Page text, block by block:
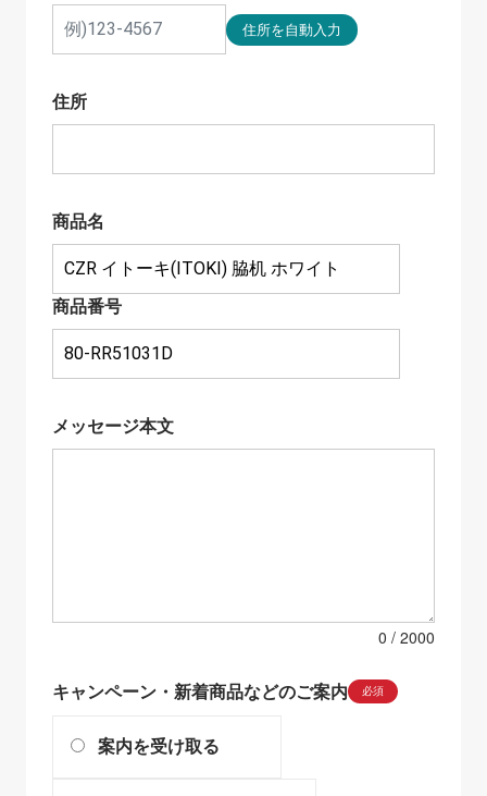
住所
商品名
商品番号
メッセージ本文
0
キャンペーン・新着商品などのご案内 必須
案内を受け取る